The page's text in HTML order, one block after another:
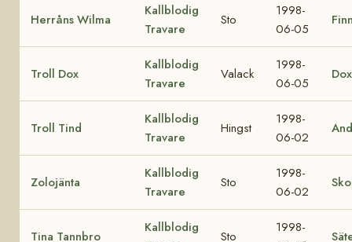
Herråns Wilma
Kallblodig
Travare
Sto
1998-
06-05
Troll Dox
Kallblodig
Travare
Valack
1998-
06-05
Troll Tind
Kallblodig
Travare
Hingst
1998-
06-02
Zolojänta
Kallblodig
Travare
Sto
1998-
06-02
Tina Tannbro
Kallblodig
Sto
1998-